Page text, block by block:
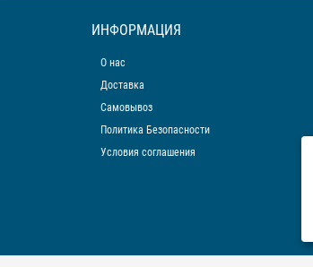
ИНФОРМАЦИЯ
О нас
Доставка
Самовывоз
Политика Безопасности
Условия соглашения